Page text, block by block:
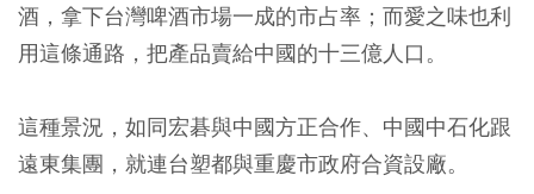
酒，拿下台灣啤酒市場一成的市占率；而愛之味也利
用這條通路，把產品賣給中國的十三億人口。
這種景況，如同宏碁與中國方正合作、中國中石化跟
遠東集團，就連台塑都與重慶市政府合資設廠。